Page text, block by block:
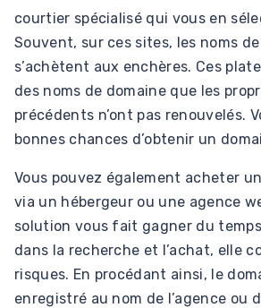
courtier spécialisé qui vous en
Souvent, sur ces sites, les noms
s’achètent aux enchères. Ces
des noms de domaine que les
précédents n’ont pas renouvelés.
bonnes chances d’obtenir un
Vous pouvez également acheter
via un hébergeur ou une agence
solution vous fait gagner du
dans la recherche et l’achat, elle
risques. En procédant ainsi, le
enregistré au nom de l’agence ou